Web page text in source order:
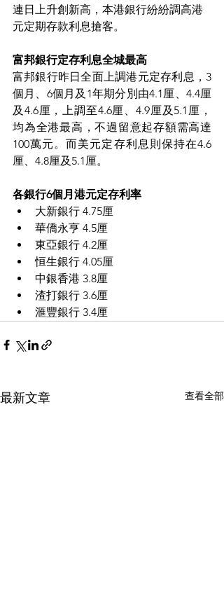
連日上升創新高，本港銀行紛紛調高港
元定期存款利息搶客。
富邦銀行定存利息全城最高
富邦銀行昨日全面上調港元定存利息，3
個月、6個月及1年期分別由4.1厘、4.4厘
及4.6厘，上調至4.6厘、4.9厘及5.1厘，
均為全港最高，不過留意起存額需高達
100萬元。而美元定存利息則保持在4.6
厘、4.8厘及5.1厘。
各銀行6個月港元定存利率
大新銀行 4.75厘
華僑永亨 4.5厘
東亞銀行 4.2厘
恒生銀行 4.05厘
中銀香港 3.8厘
渣打銀行 3.6厘
滙豐銀行 3.4厘
最新文章 查看全部